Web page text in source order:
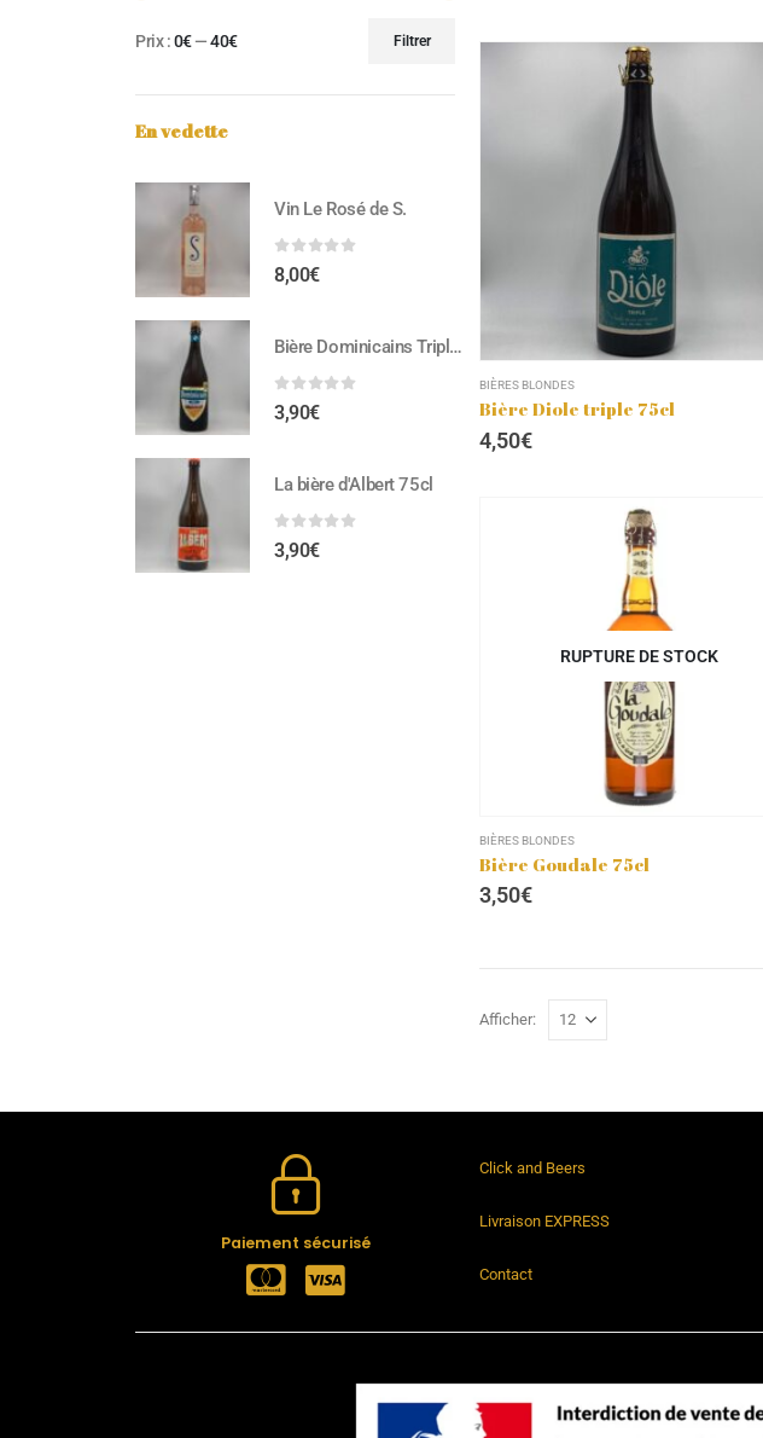
BIÈRES BLONDES
Bière Diole triple 75cl
4,50€
RUPTURE DE STOCK
BIÈRES BLONDES
Bière Goudale 75cl
3,50€
Afficher:
Filtrer
Prix :0€—40€
En vedette
Vin Le Rosé de S.
0 out of 5
8,00€
Bière Dominicains Triple 75cl
0 out of 5
3,90€
La bière d'Albert 75cl
0 out of 5
3,90€
Paiement sécurisé
Click and Beers
Livraison EXPRESS
Contact